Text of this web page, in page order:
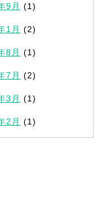
9月 (1)
1月 (2)
8月 (1)
7月 (2)
3月 (1)
2月 (1)